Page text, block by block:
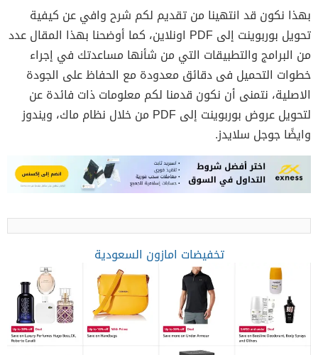
بهذا نكون قد انتهينا من تقديم لكم شرح وافي عن كيفية
تحويل بوربوينت إلى PDF اونلاين، كما أوضحنا بهذا المقال عدد
من البرامج والتطبيقات التي من شأنها مساعدتك في إجراء
خطوات التحميل فى دقائق معدودة مع الحفاظ على الجودة
الاصلية، نتمنى أن نكون قدمنا لكم معلومات ذات فائدة عن
لتحويل عروض بوربوينت إلى PDF من خلال نظام ماك، ويندوز
وايضًا جوجل سلايدز.
تخفيضات امازون السعودية